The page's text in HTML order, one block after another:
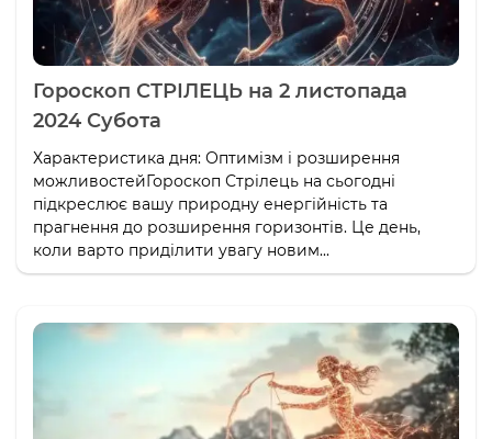
Гороскоп СТРІЛЕЦЬ на 2 листопада
2024 Субота
Характеристика дня: Оптимізм і розширення
можливостейГороскоп Стрілець на сьогодні
підкреслює вашу природну енергійність та
прагнення до розширення горизонтів. Це день,
коли варто приділити увагу новим...